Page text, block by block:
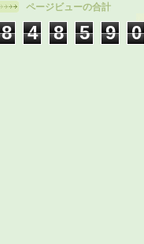
ページビューの合計
8 4 8 5 9 0